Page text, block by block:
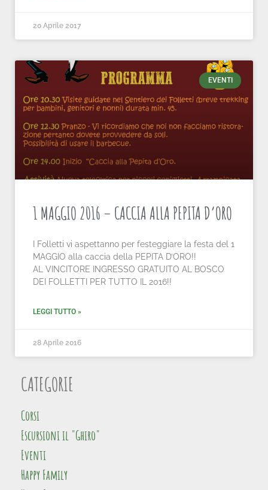
20 Aprile 2017
EVENTI
1 MAGGIO 2016 – CACCIA ALLA PEPITA D’ORO
I Folletti vi aspettanno per festeggiare la festa del 1
MAGGIO alla caccia della PEPITA D’ORO!!
AL VINCITORE INGRESSO GRATUITO AL BOSCO
DEI FOLLETTI PER TUTTO IL 2016!!
LEGGI TUTTO »
28 Aprile 2016
CATEGORIE
Corsi
Escursioni il "Ghiro"
Eventi
Happy Family